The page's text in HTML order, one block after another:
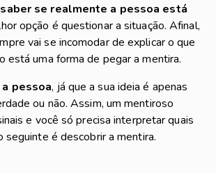
se realmente a pessoa está
opção é questionar a situação. Afinal,
vai se incomodar de explicar o que
está uma forma de pegar a mentira.
pessoa, já que a sua ideia é apenas
ou não. Assim, um mentiroso
e você só precisa interpretar quais
seguinte é descobrir a mentira.